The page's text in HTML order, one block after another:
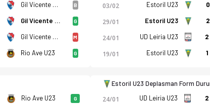
Gil Vicente U23 B
Gil Vicente U23 G
Gil Vicente U23 M
Rio Ave U23 G
03/02 Estoril U23
29/01 Estoril U23
24/01 UD Leiria U23
19/01 Estoril U23
Rio Ave U23 G
Estoril U23 Deplasman Form
24/01 UD Leiria U23